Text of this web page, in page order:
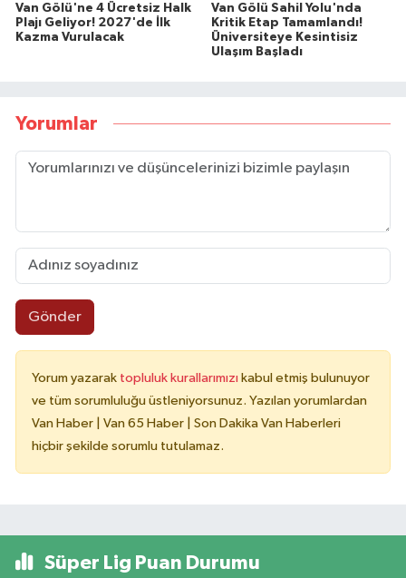
Van Gölü'ne 4 Ücretsiz Halk
Plajı Geliyor! 2027'de İlk
Kazma Vurulacak
Van Gölü Sahil Yolu'nda
Kritik Etap Tamamlandı!
Üniversiteye Kesintisiz
Ulaşım Başladı
Yorumlar
Gönder
Yorum yazarak topluluk kurallarımızı kabul etmiş bulunuyor
ve tüm sorumluluğu üstleniyorsunuz. Yazılan yorumlardan
Van Haber | Van 65 Haber | Son Dakika Van Haberleri
hiçbir şekilde sorumlu tutulamaz.
Süper Lig Puan Durumu